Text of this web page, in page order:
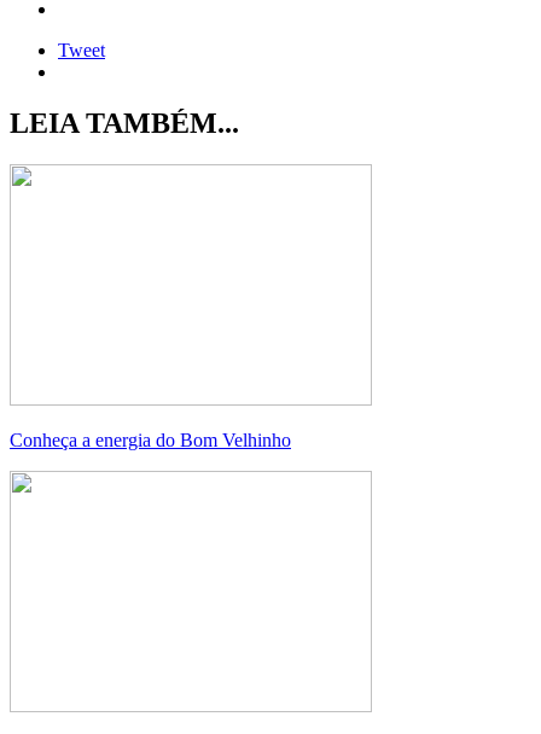
Tweet
LEIA TAMBÉM...
Conheça a energia do Bom Velhinho